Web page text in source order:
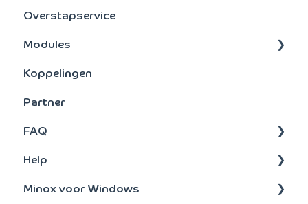
Rapporten
scan en herken
Extern
Algemeen
Grootboek
Debiteuren
Activa
Signaleringsoverzichten
Verkoopstatistieken
Overstapservice
Modules
BTW aangifte
Koppelingen
Partner
FAQ
FAQ's : Scan en Herken
Scan en Herken
Help
Administratie
Minox voor Windows